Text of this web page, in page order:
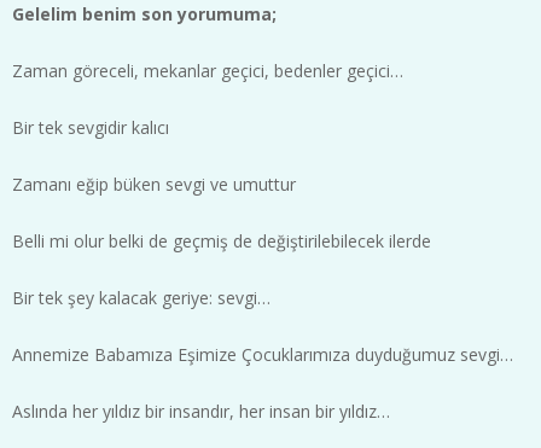
Gelelim benim son yorumuma;
Zaman göreceli, mekanlar geçici, bedenler geçici…
Bir tek sevgidir kalıcı
Zamanı eğip büken sevgi ve umuttur
Belli mi olur belki de geçmiş de değiştirilebilecek ilerde
Bir tek şey kalacak geriye: sevgi…
Annemize Babamıza Eşimize Çocuklarımıza duyduğumuz sevgi…
Aslında her yıldız bir insandır, her insan bir yıldız…